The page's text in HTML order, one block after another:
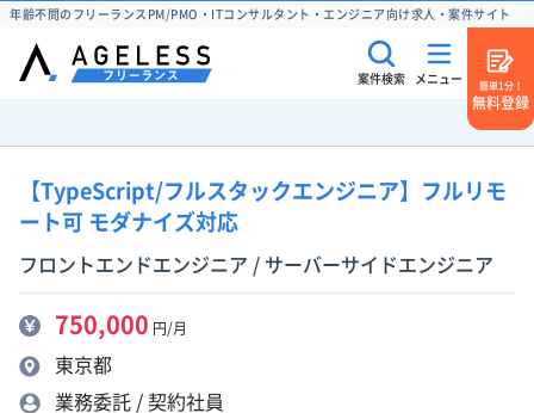
年齢不問のフリーランスPM/PMO・ITコンサルタント・エンジニア向け求人・案件サイト
案件検索 メニュー
簡単1分！
無料登録
【TypeScript/フルスタックエンジニア】フルリモ
ート可 モダナイズ対応
フロントエンドエンジニア / サーバーサイドエンジニア
750,000 円/月
東京都
業務委託 / 契約社員